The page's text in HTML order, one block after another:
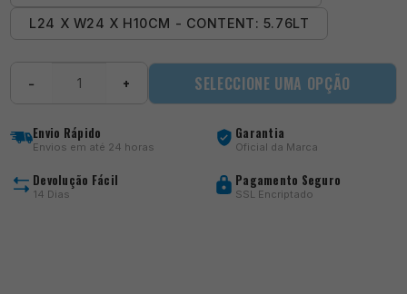
L24 X W24 X H10CM - CONTENT: 5.76LT
Live-
bait
− + SELECCIONE UMA OPÇÃO
Envio Rápido
Envios em até 24 horas
Garantia
Oficial da Marca
Devolução Fácil
14 Dias
Pagamento Seguro
SSL Encriptado